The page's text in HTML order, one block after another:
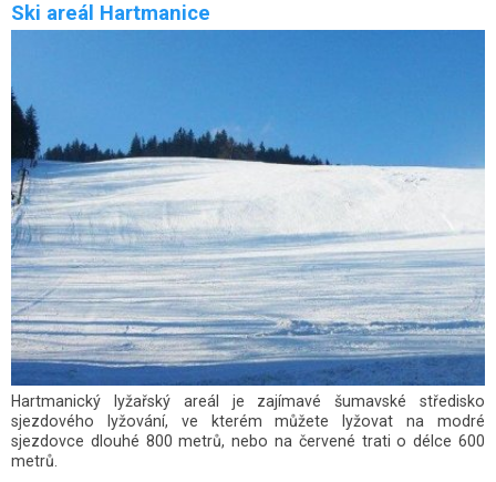
Ski areál Kocourov
Skiareál Kocourov nepatří k typickým horským lyžařským
oblastem, jedná se o jednu sjezdovou trať a kratší snowpark, ale
majitelé areálu a zdejší personál z něj vybudovali obrovským
úsilím vyhlášené místo pro pohodové lyžování, které je svou